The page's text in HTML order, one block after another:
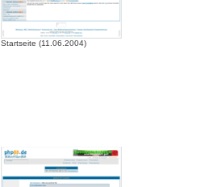
Startseite (11.06.2004)